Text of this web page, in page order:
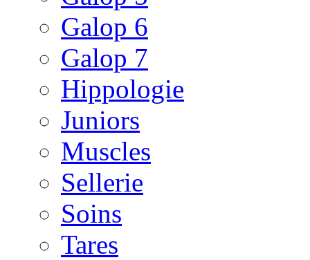
Galop 6
Galop 7
Hippologie
Juniors
Muscles
Sellerie
Soins
Tares